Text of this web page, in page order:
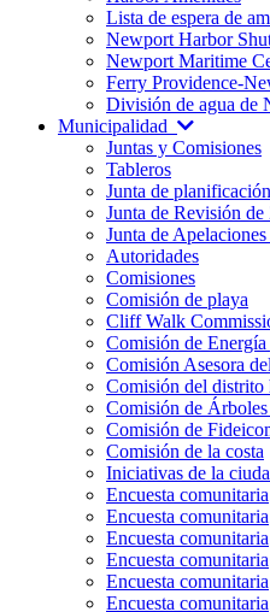
Lista de espera de
Newport Harbor
Newport Maritime
Ferry Providence-
División de agua de
Municipalidad
Juntas y Comisiones
Tableros
Junta de planificación
Junta de Revisión
Junta de
Autoridades
Comisiones
Comisión de playa
Cliff Walk
Comisión de
Comisión Asesora
Comisión del distrito
Comisión de
Comisión de
Comisión de la costa
Iniciativas de la
Encuesta comunitaria
Encuesta comunitaria
Encuesta comunitaria
Encuesta comunitaria
Encuesta comunitaria
Encuesta comunitaria